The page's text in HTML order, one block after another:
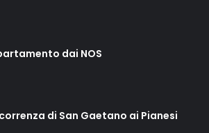
dai NOS
di San Gaetano ai Pianesi